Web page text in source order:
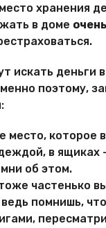
хранения
в доме
искать деньги
поэтому,
место, которое
в
об этом.
частенько
помнишь,